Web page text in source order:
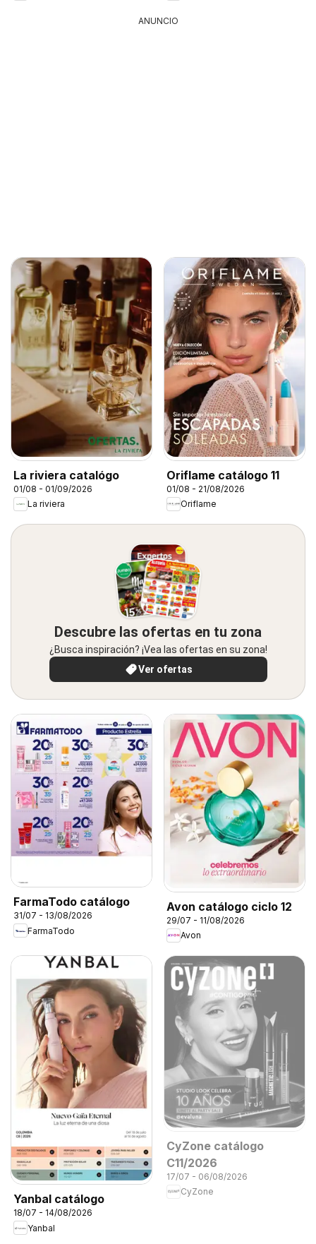
ANUNCIO
La riviera catalógo
01/08 - 01/09/2026
La riviera
Oriflame catálogo 11
01/08 - 21/08/2026
Oriflame
Descubre las ofertas en tu zona
¿Busca inspiración? ¡Vea las ofertas en su zona!
Ver ofertas
FarmaTodo catálogo
31/07 - 13/08/2026
FarmaTodo
Avon catálogo ciclo 12
29/07 - 11/08/2026
Avon
Yanbal catálogo
18/07 - 14/08/2026
Yanbal
CyZone catálogo
C11/2026
17/07 - 06/08/2026
CyZone